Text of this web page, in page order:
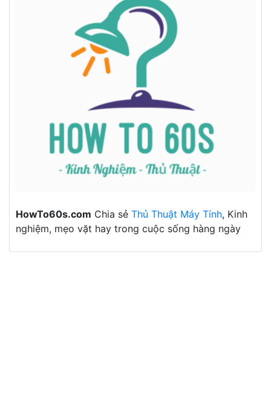
HowTo60s.com Chia sẻ Thủ Thuật Máy Tính, Kinh
nghiệm, mẹo vặt hay trong cuộc sống hàng ngày